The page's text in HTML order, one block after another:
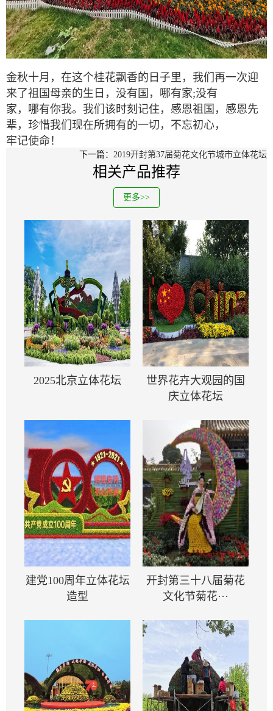
金秋十月，在这个桂花飘香的日子里，我们再一次迎
来了祖国母亲的生日，没有国，哪有家;没有
家，哪有你我。我们该时刻记住，感恩祖国，感恩先
辈，珍惜我们现在所拥有的一切，不忘初心，
牢记使命！
下一篇： 2019开封第37届菊花文化节城市立体花坛
相关产品推荐
更多>>
2025北京立体花坛
世界花卉大观园的国
庆立体花坛
建党100周年立体花坛
造型
开封第三十八届菊花
文化节菊花···